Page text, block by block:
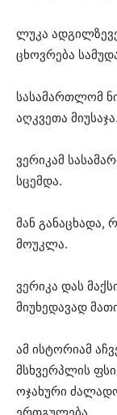
ლუკა
ცხოვრება
სასამართლომ
აღკვეთა მიუსაჯა.
ვერიკამ
სცემდა.
მან განაცხადა,
მოუკლა.
ვერიკა დას
მიუხედავად
ამ ისტორიამ
მსხვერპლის
ოჯახური